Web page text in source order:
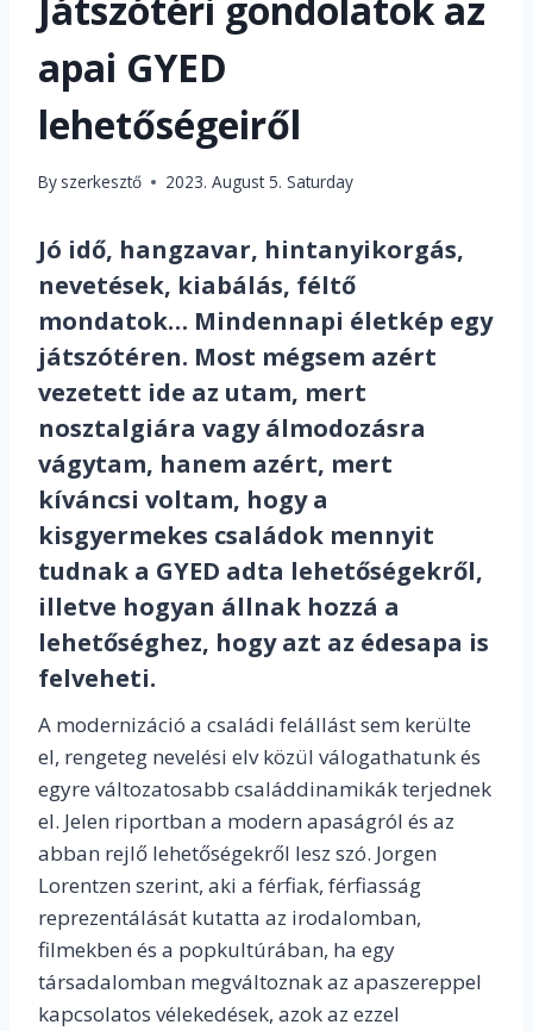
apai GYED
lehetőségeiről
By szerkesztő 2023. August 5. Saturday
Jó idő, hangzavar, hintanyikorgás,
nevetések, kiabálás, féltő
mondatok… Mindennapi életkép egy
játszótéren. Most mégsem azért
vezetett ide az utam, mert
nosztalgiára vagy álmodozásra
vágytam, hanem azért, mert
kíváncsi voltam, hogy a
kisgyermekes családok mennyit
tudnak a GYED adta lehetőségekről,
illetve hogyan állnak hozzá a
lehetőséghez, hogyazt az édesapa is
felveheti.
A modernizáció a családi felállást sem kerülte
el, rengeteg nevelési elv közül válogathatunk és
egyre változatosabb családdinamikák terjednek
el. Jelen riportban a modern apaságról és az
abban rejlő lehetőségekről lesz szó. Jorgen
Lorentzen szerint, aki a férfiak, férfiasság
reprezentálását kutatta az irodalomban,
filmekben és a popkultúrában, ha egy
társadalomban megváltoznak az apaszereppel
kapcsolatos vélekedések, azok az ezzel